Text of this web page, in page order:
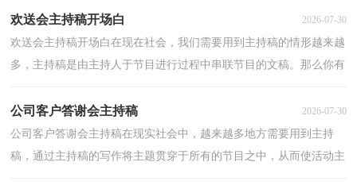
欢送会主持稿开场白 2026-07-30
欢送会主持稿开场白在现在社会，我们需要用到主持稿的情形越来越
多，主持稿是由主持人于节目进行过程中串联节目的文稿。那么你有
公司客户答谢会主持稿 2026-07-30
公司客户答谢会主持稿在现实社会中，越来越多地方需要用到主持
稿，通过主持稿的写作将主题贯穿于所有的节目之中，从而使活动主